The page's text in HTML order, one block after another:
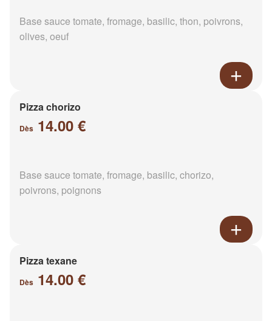
Base sauce tomate, fromage, basilic, thon, poivrons,
olives, oeuf
Pizza chorizo
Dès 14.00 €
Base sauce tomate, fromage, basilic, chorizo,
poivrons, poignons
Pizza texane
Dès 14.00 €